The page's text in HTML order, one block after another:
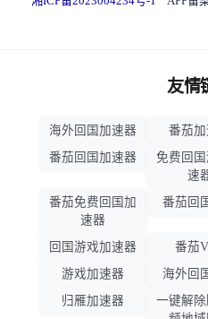
友情
海外回国加速器 番茄
番茄回国加速器
免费回国
速
番茄免费回国加
速器
番茄回
回国游戏加速器
番茄
游戏加速器
海外回
归雁加速器
一键解